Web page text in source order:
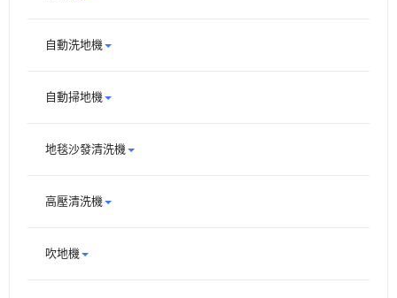
自動洗地機
自動掃地機
地毯沙發清洗機
高壓清洗機
吹地機